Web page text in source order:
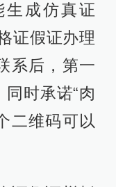
成仿真证
证假证办理
系后，第一
时承诺“肉
二维码可以